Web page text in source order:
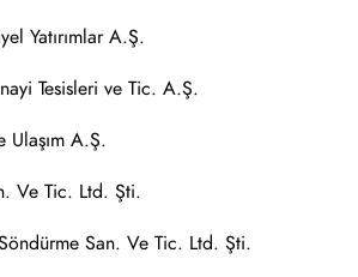
Yatırımlar A.Ş.
Tesisleri ve Tic. A.Ş.
Ulaşım A.Ş.
Ve Tic. Ltd. Şti.
San. Ve Tic. Ltd. Şti.